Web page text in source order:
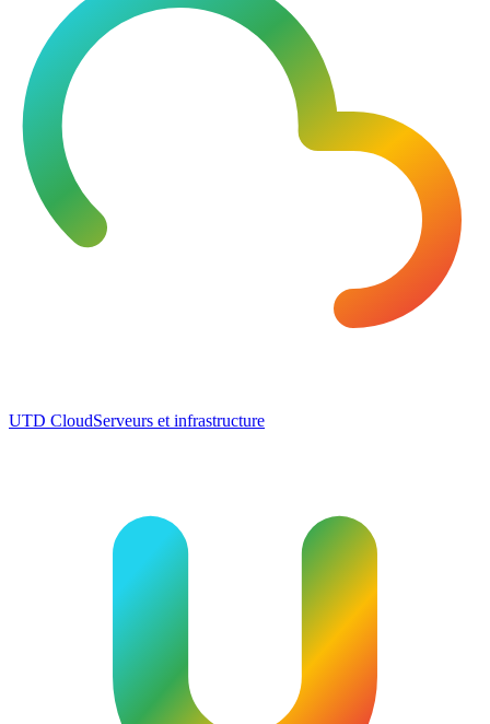
UTD CloudServeurs et infrastructure